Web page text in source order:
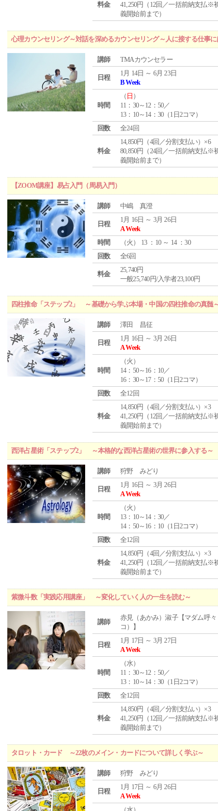
料金
41,250円（12回／一括前納支払※
義開始前まで）
心理カウンセリング～対話を深めるカウンセリング～人に接する仕事
講師 TMAカウンセラー
日程
1月 14日 ～ 6月 23日
B Week
時間
（ 日 ）
11：30～12：50／
13：10～14：30（1日2コマ）
回数
全24回
料金
14,850円（4回／分割支払い）×6
80,850円（24回／一括前納支払※
義開始前まで）
【ZOOM講座】易占入門（周易入門）
講師 中嶋 真澄
日程
1月 16日 ～ 3月 26日
A Week
時間
（火 ） 13 ：10 ～ 14 ：30
回数
全6回
料金
25,740円
一般25,740円/入学者23,100円
四柱推命「ステップ2」 ～基礎から学ぶ本場・中国の四柱推命の真髄
講師 澤田 昌征
日程
1月 16日 ～ 3月 26日
A Week
時間
（火 ）
14：50～16：10／
16：30～17：50（1日2コマ）
回数
全12回
料金
14,850円（4回／分割支払い）×3
41,250円（12回／一括前納支払※
義開始前まで）
西洋占星術「ステップ2」 ～本格的な西洋占星術の世界に参入する～
講師 狩野 みどり
日程
1月 16日 ～ 3月 26日
A Week
時間
（火 ）
13：10～14：30／
14：50～16：10（1日2コマ）
回数
全12回
料金
14,850円（4回／分割支払い）×3
41,250円（12回／一括前納支払※
義開始前まで）
紫微斗数「実践応用講座」 ～変化していく人の一生を読む～
講師
赤見（あかみ）淑子【マダム呼々
コ）】
日程
1月 17日 ～ 3月 27日
A Week
時間
（水）
11：30～12：50／
13：10～14：30（1日2コマ）
回数
全12回
料金
14,850円（4回／分割支払い）×3
41,250円（12回／一括前納支払※
義開始前まで）
タロット・カード ～22枚のメイン・カードについて詳しく学ぶ～
講師 狩野 みどり
日程
1月 17日 ～ 6月 26日
A Week